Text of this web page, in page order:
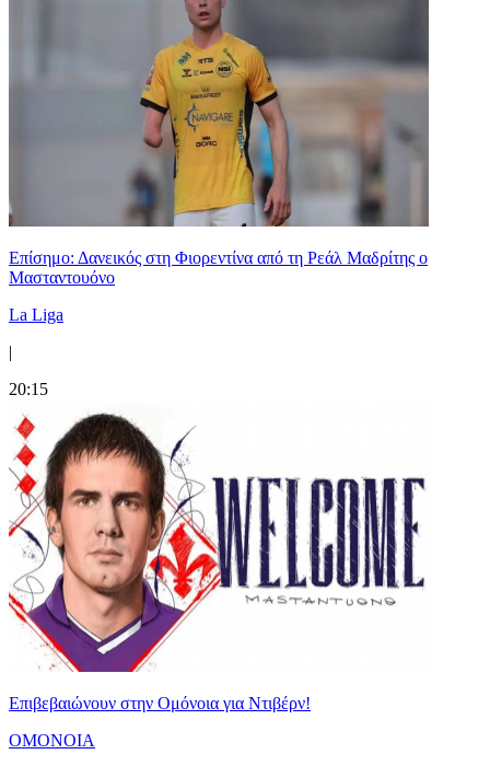
Επίσημο: Δανεικός στη Φιορεντίνα από τη Ρεάλ Μαδρίτης ο
Μασταντουόνο
La Liga
|
20:15
Επιβεβαιώνουν στην Ομόνοια για Ντιβέρν!
ΟΜΟΝΟΙΑ